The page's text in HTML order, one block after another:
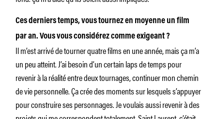
Ces derniers temps, vous tournez en moyenne un film
par an. Vous vous considérez comme exigeant ?
Il m’est arrivé de tourner quatre films en une année, mais ça m’a
un peu atteint. J’ai besoin d’un certain laps de temps pour
revenir à la réalité entre deux tournages, continuer mon chemin
de vie personnelle. Ça crée des moments sur lesquels s’appuyer
pour construire ses personnages. Je voulais aussi revenir à des